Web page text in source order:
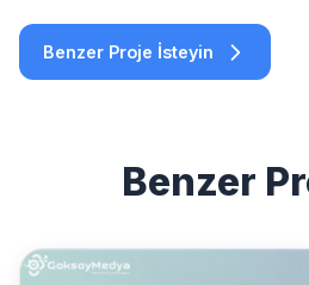
Benzer Proje İsteyin
Benzer